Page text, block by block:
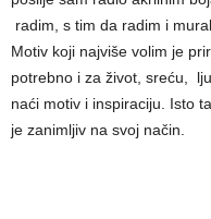
radim, s tim da radim i
Motiv koji najviše volim je
potrebno i za život, sreću,
naći motiv i inspiraciju. Isto
je zanimljiv na svoj način.